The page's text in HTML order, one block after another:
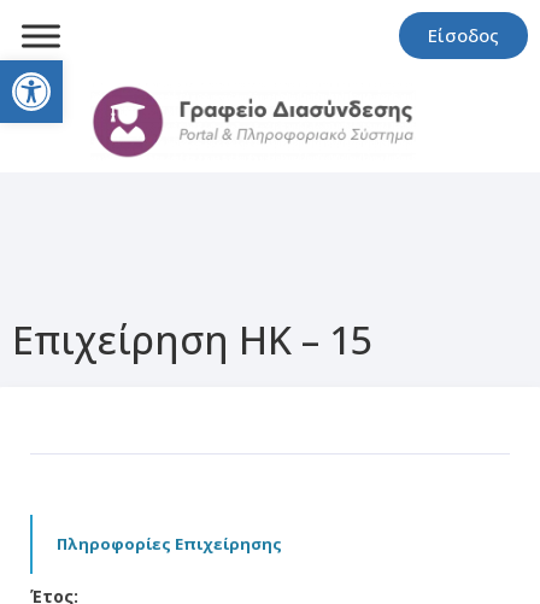
Open toolbar
Είσοδος
Επιχείρηση HK – 15
Πληροφορίες Επιχείρησης
Έτος: